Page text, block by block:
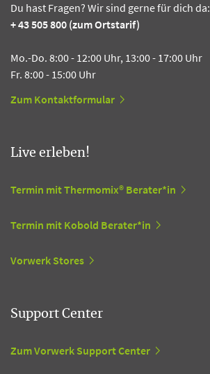
Du hast Fragen? Wir sind gerne für dich da:
+ 43 505 800 (zum Ortstarif)
Mo.-Do. 8:00 - 12:00 Uhr, 13:00 - 17:00 Uhr
Fr. 8:00 - 15:00 Uhr
Zum Kontaktformular
Live erleben!
Termin mit Thermomix® Berater*in
Termin mit Kobold Berater*in
Vorwerk Stores
Support Center
Zum Vorwerk Support Center